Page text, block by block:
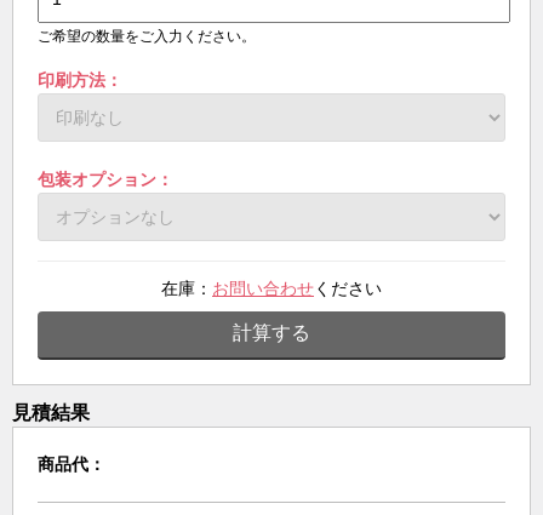
ご希望の数量をご入力ください。
印刷方法：
包装オプション：
在庫： お問い合わせください
計算する
見積結果
商品代：